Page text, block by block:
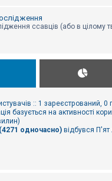
ссавців (або в цілому
:: 1 зареєстрований, 0
базується на активності
(4271 одночасно) відбувся П'ят